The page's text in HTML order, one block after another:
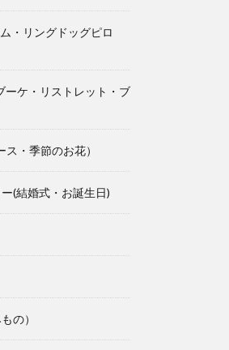
・リングドッグピロ
ケ・リストレット・ブ
・季節のお花）
(結婚式・お誕生日)
の）